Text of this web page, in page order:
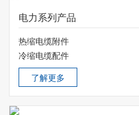
电力系列产品
热缩电缆附件
冷缩电缆配件
了解更多